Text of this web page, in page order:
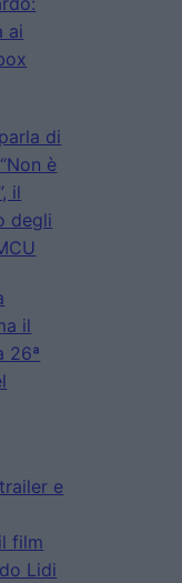
ai
di
è
il
degli
il
26ª
e
film
Lidi